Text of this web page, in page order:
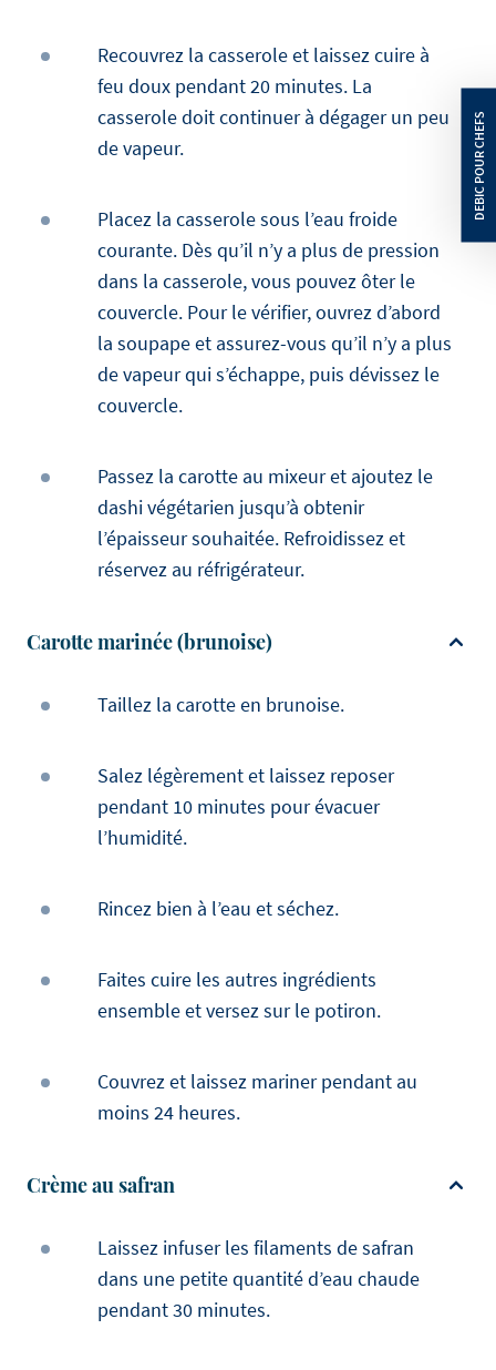
Recouvrez la casserole et laissez cuire à
feu doux pendant 20 minutes. La
casserole doit continuer à dégager un peu
de vapeur.
Placez la casserole sous l’eau froide
courante. Dès qu’il n’y a plus de pression
dans la casserole, vous pouvez ôter le
couvercle. Pour le vérifier, ouvrez d’abord
la soupape et assurez-vous qu’il n’y a plus
de vapeur qui s’échappe, puis dévissez le
couvercle.
Passez la carotte au mixeur et ajoutez le
dashi végétarien jusqu’à obtenir
l’épaisseur souhaitée. Refroidissez et
réservez au réfrigérateur.
Carotte marinée (brunoise)
Taillez la carotte en brunoise.
Salez légèrement et laissez reposer
pendant 10 minutes pour évacuer
l’humidité.
Rincez bien à l’eau et séchez.
Faites cuire les autres ingrédients
ensemble et versez sur le potiron.
Couvrez et laissez mariner pendant au
moins 24 heures.
Crème au safran
Laissez infuser les filaments de safran
dans une petite quantité d’eau chaude
pendant 30 minutes.